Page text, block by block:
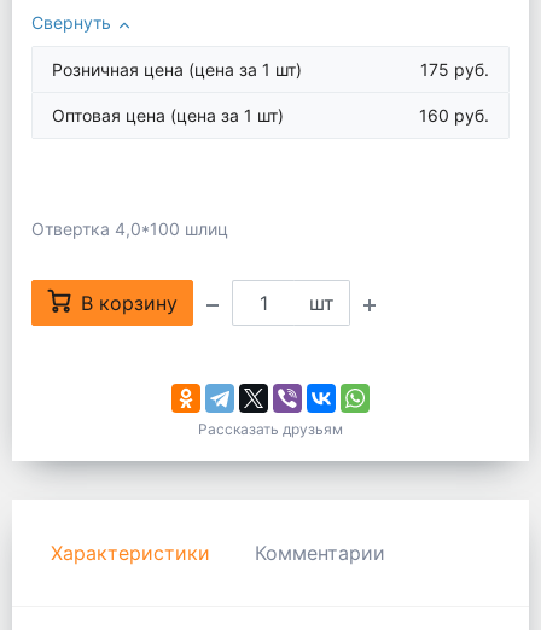
Свернуть
Розничная цена (цена за 1 шт) 175 руб.
Оптовая цена (цена за 1 шт) 160 руб.
Отвертка 4,0*100 шлиц
В корзину шт
Рассказать друзьям
Характеристики Комментарии